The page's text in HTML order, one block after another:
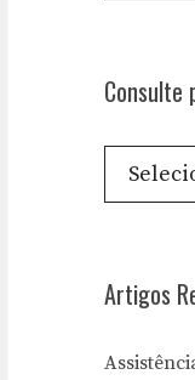
Consulte
Consulte
Artigos